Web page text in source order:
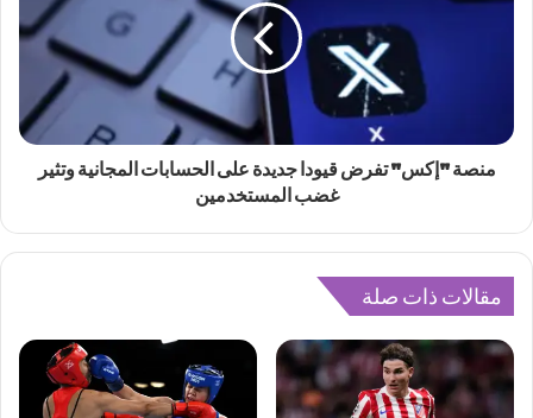
منصة "إكس" تفرض قيودا جديدة على الحسابات المجانية وتثير
غضب المستخدمين
مقالات ذات صلة